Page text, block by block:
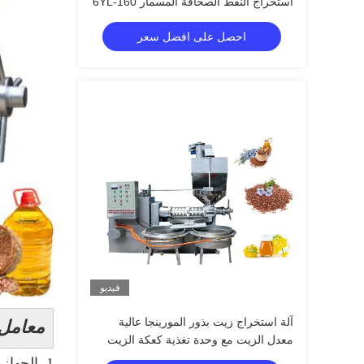
احصل على افضل سعر
فيديو
آلة استخراج زيت بذور المورينجا عالية
معدل الزيت مع وحدة تغذية كعكة الزيت